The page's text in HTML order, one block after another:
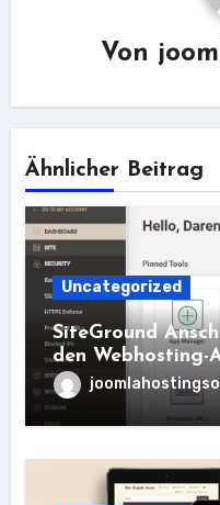
Von
Ähnlicher Beitrag
Uncategorized
SiteGround
den